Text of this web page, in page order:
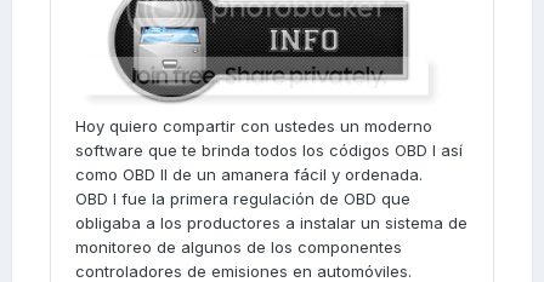
Hoy quiero compartir con ustedes un moderno
software que te brinda todos los códigos OBD I así
como OBD II de un amanera fácil y ordenada.
OBD I fue la primera regulación de OBD que
obligaba a los productores a instalar un sistema de
monitoreo de algunos de los componentes
controladores de emisiones en automóviles.